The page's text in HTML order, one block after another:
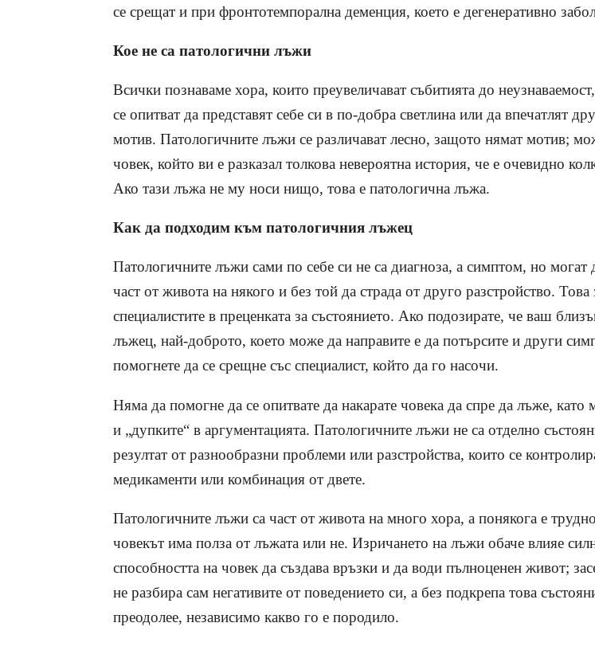
се срещат и при фронтотемпорална деменция, което е дегенеративно
Кое не са патологични лъжи
Всички познаваме хора, които преувеличават събитията до
се опитват да представят себе си в по-добра светлина или да впечатлят
мотив. Патологичните лъжи се различават лесно, защото нямат мотив;
човек, който ви е разказал толкова невероятна история, че е очевидно
Ако тази лъжа не му носи нищо, това е патологична лъжа.
Как да подходим към патологичния лъжец
Патологичните лъжи сами по себе си не са диагноза, а симптом, но могат
част от живота на някого и без той да страда от друго разстройство. Това
специалистите в преценката за състоянието. Ако подозирате, че ваш
лъжец, най-доброто, което може да направите е да потърсите и други
помогнете да се срещне със специалист, който да го насочи.
Няма да помогне да се опитвате да накарате човека да спре да лъже, като
и „дупките“ в аргументацията. Патологичните лъжи не са отделно
резултат от разнообразни проблеми или разстройства, които се
медикаменти или комбинация от двете.
Патологичните лъжи са част от живота на много хора, а понякога е
човекът има полза от лъжата или не. Изричането на лъжи обаче влияе
способността на човек да създава връзки и да води пълноценен живот;
не разбира сам негативите от поведението си, а без подкрепа това
преодолее, независимо какво го е породило.